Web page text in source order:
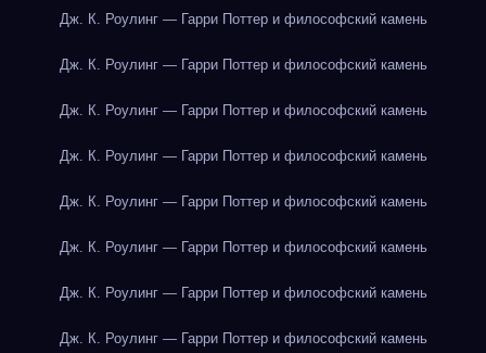
Дж. К. Роулинг — Гарри Поттер и философский камень
Дж. К. Роулинг — Гарри Поттер и философский камень
Дж. К. Роулинг — Гарри Поттер и философский камень
Дж. К. Роулинг — Гарри Поттер и философский камень
Дж. К. Роулинг — Гарри Поттер и философский камень
Дж. К. Роулинг — Гарри Поттер и философский камень
Дж. К. Роулинг — Гарри Поттер и философский камень
Дж. К. Роулинг — Гарри Поттер и философский камень